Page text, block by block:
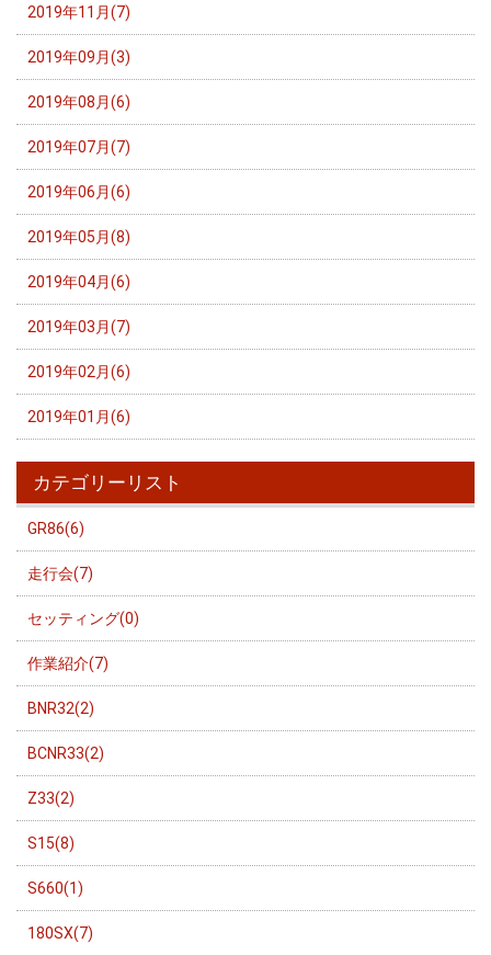
2019年11月(7)
2019年09月(3)
2019年08月(6)
2019年07月(7)
2019年06月(6)
2019年05月(8)
2019年04月(6)
2019年03月(7)
2019年02月(6)
2019年01月(6)
カテゴリーリスト
GR86(6)
走行会(7)
セッティング(0)
作業紹介(7)
BNR32(2)
BCNR33(2)
Z33(2)
S15(8)
S660(1)
180SX(7)